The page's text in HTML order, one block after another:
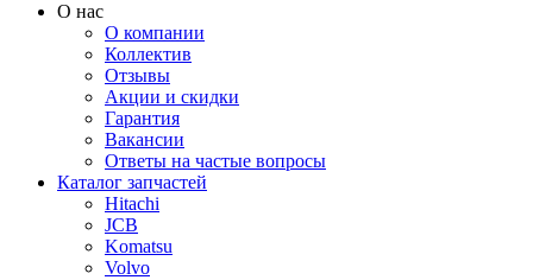
О нас
О компании
Коллектив
Отзывы
Акции и скидки
Гарантия
Вакансии
Ответы на частые вопросы
Каталог запчастей
Hitachi
JCB
Komatsu
Volvo